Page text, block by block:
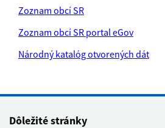
Zoznam obcí SR
Zoznam obcí SR portal eGov
Národný katalóg otvorených dát
Dôležité stránky